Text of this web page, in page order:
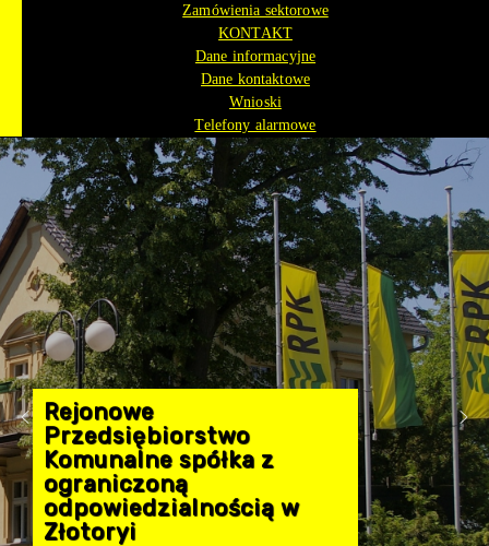
Zamówienia sektorowe
KONTAKT
Dane informacyjne
Dane kontaktowe
Wnioski
Telefony alarmowe
Rejonowe
Przedsiębiorstwo
Komunalne spółka z
ograniczoną
odpowiedzialnością w
Złotoryi